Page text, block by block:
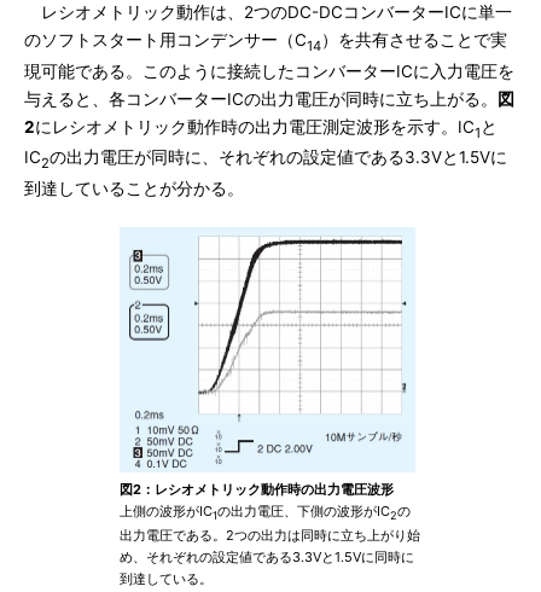
レシオメトリック動作は、2つのDC-DCコンバーターICに単一
のソフトスタート用コンデンサー（C14）を共有させることで実
現可能である。このように接続したコンバーターICに入力電圧を
与えると、各コンバーターICの出力電圧が同時に立ち上がる。 図
2にレシオメトリック動作時の出力電圧測定波形を示す。IC1 と
IC2の出力電圧が同時に、それぞれの設定値である3.3Vと1.5Vに
到達していることが分かる。
図2：レシオメトリック動作時の出力電圧波形
上側の波形がIC1の出力電圧、下側の波形がIC2の
出力電圧である。2つの出力は同時に立ち上がり始
め、それぞれの設定値である3.3Vと1.5Vに同時に
到達している。